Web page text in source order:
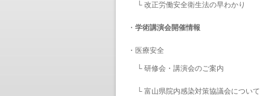
└ 改正労働安全衛生法の早わかり
・ 学術講演会開催情報
・ 医療安全
└ 研修会・講演会のご案内
└ 富山県院内感染対策協議会について